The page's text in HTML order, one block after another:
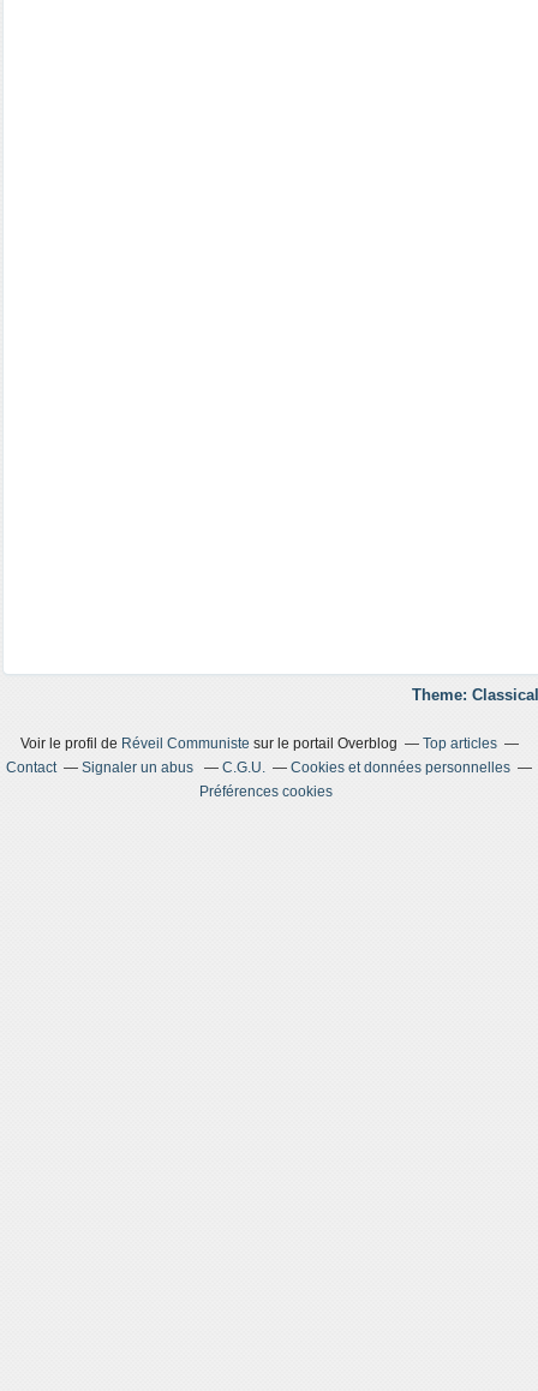
Theme:
Voir le profil de Réveil Communiste sur le portail Overblog
Top articles
Contact
Signaler un abus C.G.U.
Cookies et données personnelles
Préférences cookies